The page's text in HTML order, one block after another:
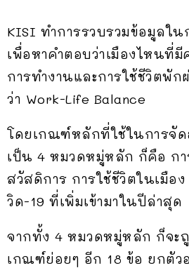
KISI ทำการรวบรวมข้อมูลใน
เพื่อหาคำตอบว่าเมืองไหนที่มี
การทำงานและการใช้ชีวิตพั
ว่า Work-Life Balance
โดยเกณฑ์หลักที่ใช้ในการจั
เป็น 4 หมวดหมู่หลัก ก็คือ กา
สวัสดิการ การใช้ชีวิตในเมือ
วิด-19 ที่เพิ่มเข้ามาในปีล่าสุด
จากทั้ง 4 หมวดหมู่หลัก ก็จะ
เกณฑ์ย่อยๆ อีก 18 ข้อ ยกตัว